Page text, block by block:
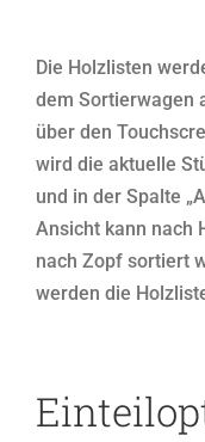
Die Holzlisten
dem Sortierwagen
über den
wird die aktuelle
und in der Spalte
Ansicht kann nach
nach Zopf sortiert
werden die